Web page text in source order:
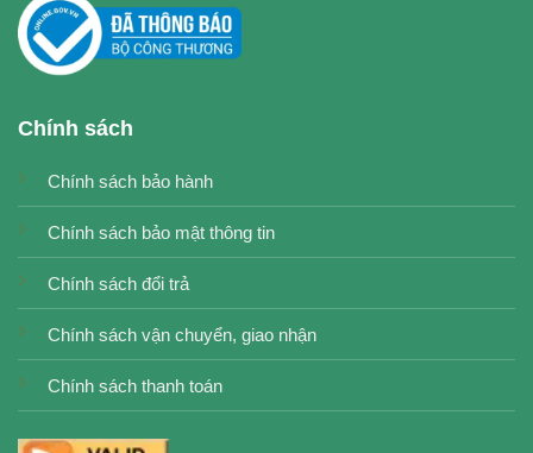
Chính sách
Chính sách bảo hành
Chính sách bảo mật thông tin
Chính sách đổi trả
Chính sách vận chuyển, giao nhận
Chính sách thanh toán